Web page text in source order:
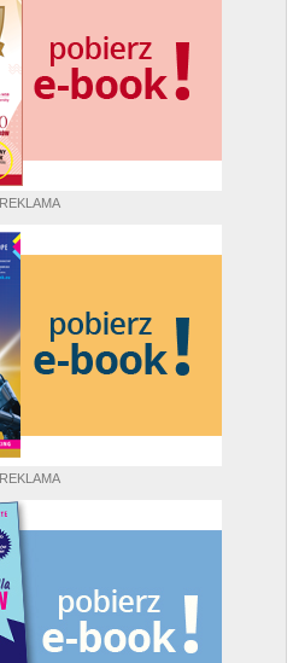
REKLAMA
REKLAMA